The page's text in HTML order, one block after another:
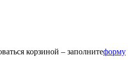
корзиной – заполнитеформу